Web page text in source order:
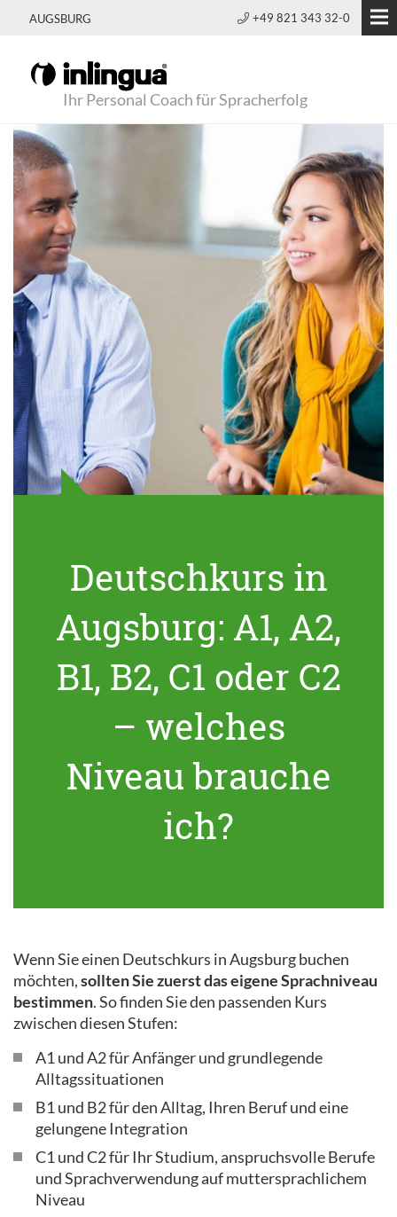
AUGSBURG +49 821 343 32-0
Ihr Personal Coach für Spracherfolg
Deutschkurs in
Augsburg: A1, A2,
B1, B2, C1 oder C2
– welches
Niveau brauche
ich?
Wenn Sie einen Deutschkurs in Augsburg buchen
möchten,sollten Sie zuerst das eigene Sprachniveau
bestimmen. So finden Sie den passenden Kurs
zwischen diesen Stufen:
A1 und A2 für Anfänger und grundlegende
Alltagssituationen
B1 und B2 für den Alltag, Ihren Beruf und eine
gelungene Integration
C1 und C2 für Ihr Studium, anspruchsvolle Berufe
und Sprachverwendung auf muttersprachlichem
Niveau